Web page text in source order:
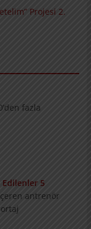
Projesi 2.
fazla
5
antrenör